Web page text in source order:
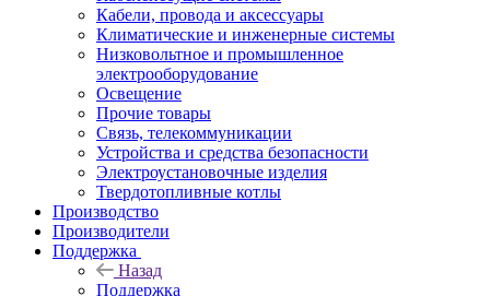
Кабели, провода и аксессуары
Климатические и инженерные системы
Низковольтное и промышленное
электрооборудование
Освещение
Прочие товары
Связь, телекоммуникации
Устройства и средства безопасности
Электроустановочные изделия
Твердотопливные котлы
Производство
Производители
Поддержка
Назад
Поддержка